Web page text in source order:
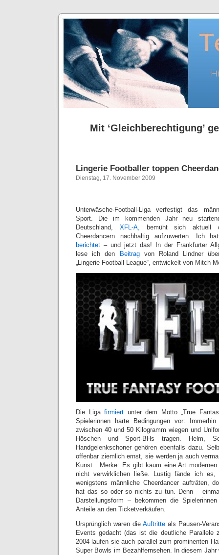
Mit ‘Gleichberechtigung’
Lingerie Footballer toppen
Dienstag, 17. November 2009
Unterwäsche-Football-Liga verfestigt das
Sport. Die im kommenden Jahr neu
Deutschland, XFL-A, bemüht sich aktuell
Cheerdancern nachhaltig aufzuwerten. Ich
berichtet – und jetzt das! In der Frankfurter
lese ich den
Beitragvon Roland Lindner
„Lingerie Football League“, entwickelt von Mitch
Die Ligafirmiert unter dem Motto „True
Spielerinnen harte Bedingungen vor:
zwischen 40 und 50 Kilogramm wiegen und
Höschen und Sport-BHs tragen. Helm,
Handgelenkschoner gehören ebenfalls dazu.
offenbar ziemlich ernst, sie werden ja auch
Kunst. Merke: Es gibt kaum eine Art
nicht verwirklichen ließe. Lustig fände ich es,
wenigstens männliche Cheerdancer aufträten,
hat das so oder so nichts zu tun. Denn –
Darstellungsform – bekommen die
Anteile an den Ticketverkäufen.
Ursprünglich waren die Auftritte als Pausen-
Events gedacht (das ist die deutliche Parallele
2004 laufen sie auch parallel zum prominenten
Super Bowls im Bezahlfernsehen. In diesem